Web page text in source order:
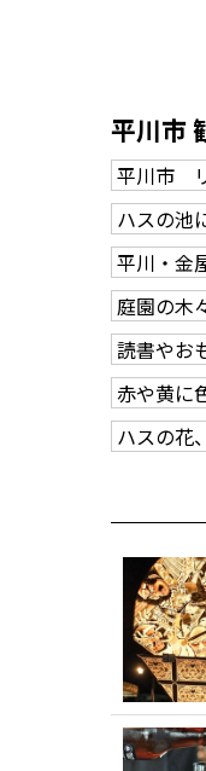
平川市
平川市
ハスの池
平川・金
庭園の木
読書やお
赤や黄に
ハスの花